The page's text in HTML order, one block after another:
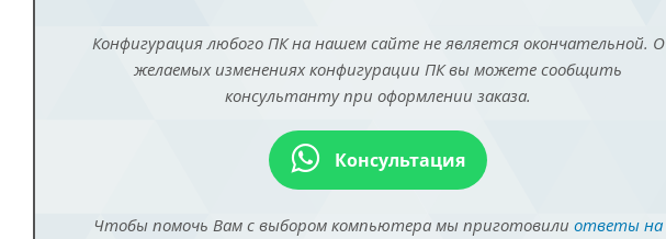
Конфигурация любого ПК на нашем сайте не является окончательной. О
желаемых изменениях конфигурации ПК вы можете сообщить
консультанту при оформлении заказа.
Консультация
Чтобы помочь Вам с выбором компьютера мы приготовили ответы на